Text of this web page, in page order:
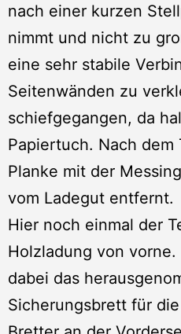
nach einer kurzen
nimmt und nicht zu
eine sehr stabile
Seitenwänden zu
schiefgegangen, da
Papiertuch. Nach
Planke mit der
vom Ladegut entfernt.
Hier noch einmal der
Holzladung von
dabei das
Sicherungsbrett für